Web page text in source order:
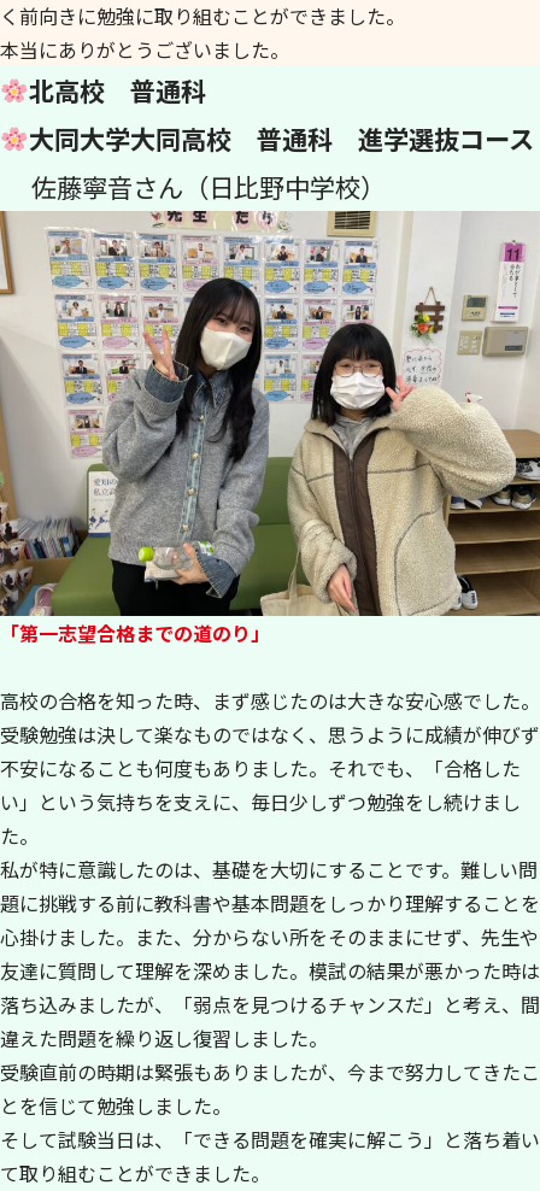
く前向きに勉強に取り組むことができました。
本当にありがとうございました。
北高校 普通科
大同大学大同高校 普通科 進学選抜コース
佐藤寧音さん（日比野中学校）
「第一志望合格までの道のり」
高校の合格を知った時、まず感じたのは大きな安心感でした。
受験勉強は決して楽なものではなく、思うように成績が伸びず
不安になることも何度もありました。それでも、「合格した
い」という気持ちを支えに、毎日少しずつ勉強をし続けまし
た。
私が特に意識したのは、基礎を大切にすることです。難しい問
題に挑戦する前に教科書や基本問題をしっかり理解することを
心掛けました。また、分からない所をそのままにせず、先生や
友達に質問して理解を深めました。模試の結果が悪かった時は
落ち込みましたが、「弱点を見つけるチャンスだ」と考え、間
違えた問題を繰り返し復習しました。
受験直前の時期は緊張もありましたが、今まで努力してきたこ
とを信じて勉強しました。
そして試験当日は、「できる問題を確実に解こう」と落ち着い
て取り組むことができました。